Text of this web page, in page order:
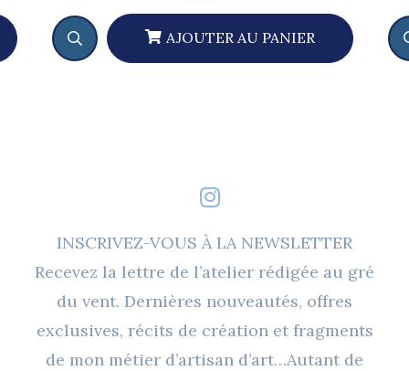
AJOUTER AU PANIER
INSCRIVEZ-VOUS À LA NEWSLETTER
Recevez la lettre de l’atelier rédigée au gré
du vent. Dernières nouveautés, offres
exclusives, récits de création et fragments
de mon métier d’artisan d’art…Autant de